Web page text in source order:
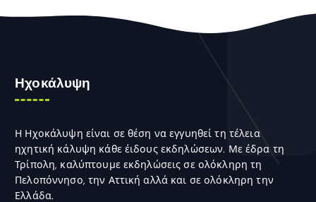
Ηχοκάλυψη
Η Ηχοκάλυψη είναι σε θέση να εγγυηθεί τη τέλεια
ηχητική κάλυψη κάθε έιδους εκδηλώσεων. Με έδρα τη
Τρίπολη, καλύπτουμε εκδηλώσεις σε ολόκληρη τη
Πελοπόννησο, την Αττική αλλά και σε ολόκληρη την
Ελλάδα.